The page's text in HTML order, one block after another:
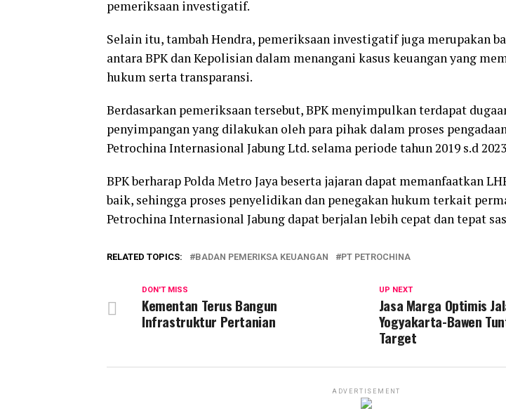
pemeriksaan investigatif.
Selain itu, tambah Hendra, pemeriksaan investigatif juga merupakan
antara BPK dan Kepolisian dalam menangani kasus keuangan yang
hukum serta transparansi.
Berdasarkan pemeriksaan tersebut, BPK menyimpulkan terdapat
penyimpangan yang dilakukan oleh para pihak dalam proses
Petrochina Internasional Jabung Ltd. selama periode tahun 2019 s.d
BPK berharap Polda Metro Jaya beserta jajaran dapat memanfaatkan
baik, sehingga proses penyelidikan dan penegakan hukum terkait
Petrochina Internasional Jabung dapat berjalan lebih cepat dan tepat
RELATED TOPICS: BADAN PEMERIKSA KEUANGAN PT PETROCHINA
UP NEXT
Jasa Marga Optimis
Yogyakarta-Bawen
Target
DON'T MISS
Kementan Terus Bangun
Infrastruktur Pertanian
ADVERTISEMENT